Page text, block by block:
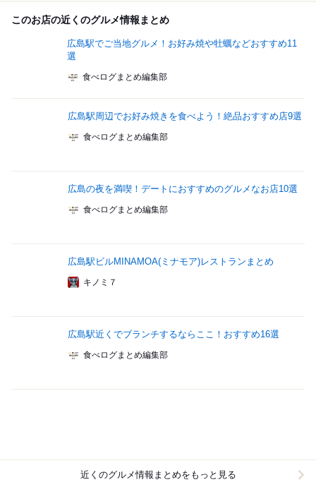
このお店の近くのグルメ情報まとめ
広島駅でご当地グルメ！お好み焼や牡蠣などおすすめ11
選
食べログまとめ編集部
広島駅周辺でお好み焼きを食べよう！絶品おすすめ店9選
食べログまとめ編集部
広島の夜を満喫！デートにおすすめのグルメなお店10選
食べログまとめ編集部
広島駅ビルMINAMOA(ミナモア)レストランまとめ
キノミ７
広島駅近くでブランチするならここ！おすすめ16選
食べログまとめ編集部
近くのグルメ情報まとめをもっと見る